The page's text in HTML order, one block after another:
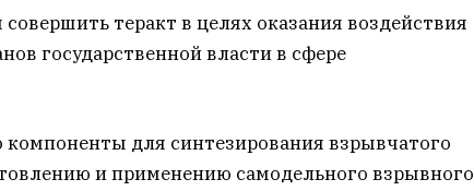
теракт в целях оказания воздействия
государственной власти в сфере
для синтезирования взрывчатого
и применению самодельного взрывного